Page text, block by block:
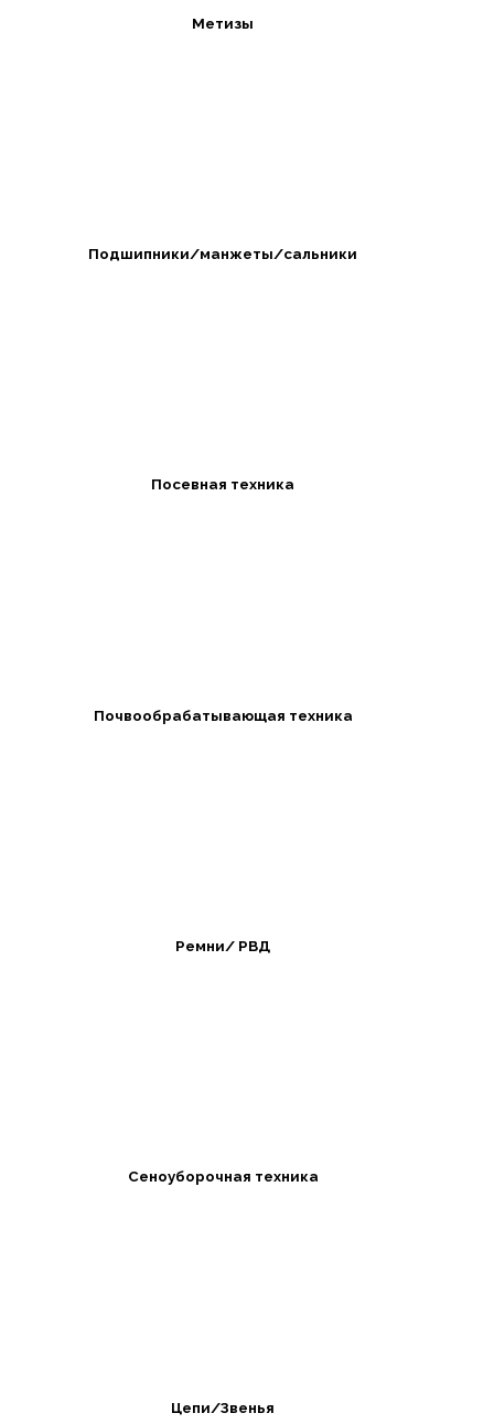
Метизы
Подшипники/манжеты/сальники
Посевная техника
Почвообрабатывающая техника
Ремни/ РВД
Сеноуборочная техника
Цепи/Звенья